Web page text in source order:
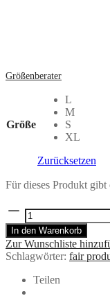
Größenberater
Größe
L
M
S
XL
Zurücksetzen
Für dieses Produkt gibt
Midirock
JULIP
Blätter
Print
aus
Menge
In den Warenkorb
Zur Wunschliste
Schlagwörter: fair
Teilen